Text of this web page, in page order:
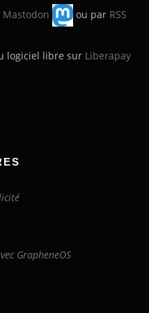
Mastodon ou par RSS
logiciel libre sur Liberapay
GrapheneOS